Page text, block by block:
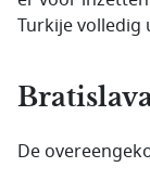
Turkije volledig
De